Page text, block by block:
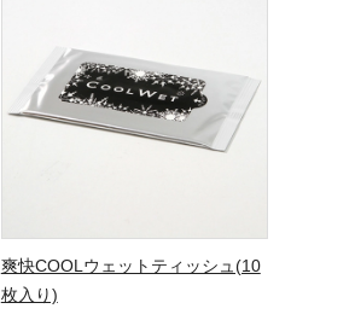
爽快COOLウェットティッシュ(10
枚入り)